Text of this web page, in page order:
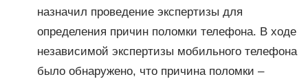
назначил проведение экспертизы для
определения причин поломки телефона. В ходе
независимой экспертизы мобильного телефона
было обнаружено, что причина поломки –